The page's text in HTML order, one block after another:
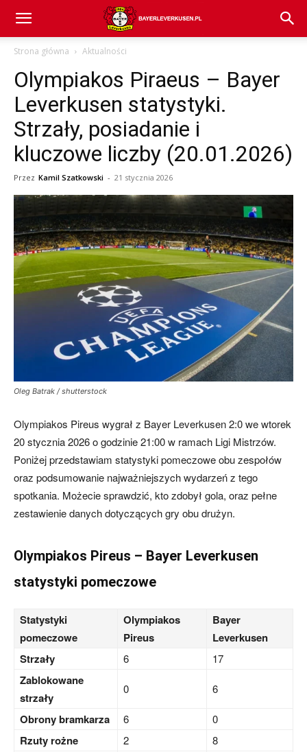
Bayer
Leverkusen
aktualności
mecze,
Strona główna Aktualności
Olympiakos Piraeus – Bayer
Leverkusen statystyki.
Strzały, posiadanie i
kluczowe liczby (20.01.2026)
Przez Kamil Szatkowski - 21 stycznia 2026
Oleg Batrak / shutterstock
Olympiakos Pireus wygrał z Bayer Leverkusen 2:0 we wtorek
20 stycznia 2026 o godzinie 21:00 w ramach Ligi Mistrzów.
Poniżej przedstawiam statystyki pomeczowe obu zespołów
oraz podsumowanie najważniejszych wydarzeń z tego
spotkania. Możecie sprawdzić, kto zdobył gola, oraz pełne
zestawienie danych dotyczących gry obu drużyn.
Olympiakos Pireus – Bayer Leverkusen
statystyki pomeczowe
Statystyki
pomeczowe
Olympiakos
Pireus
Bayer
Leverkusen
Strzały
6 17
Zablokowane
strzały
0 6
Obrony bramkarza 6 0
Rzuty rożne 2 8